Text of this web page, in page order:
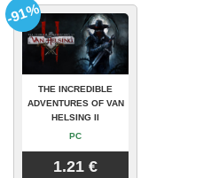
THE INCREDIBLE
ADVENTURES OF VAN
HELSING II
PC
1.21 €
-91%